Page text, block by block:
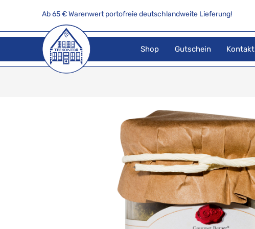
Ab 65 € Warenwert portofreie deutschlandweite Lieferung!
Shop Gutschein Kontakt